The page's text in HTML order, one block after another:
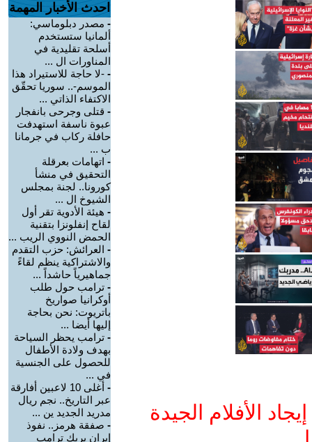
الأفلام الجيدة
احدث الأخبار المهمة
- مصدر دبلوماسي:
ألمانيا ستستخدم
أسلحة تقليدية في
المناورات ال ...
- -لا حاجة للاستيراد هذا
الموسم-.. سوريا تحقّق
الاكتفاء الذاتي ...
- قتلى وجرحى بانفجار
عبوة ناسفة استهدفت
حافلة ركاب في جرمانا
ب ...
- اتهامات بعرقلة
التحقيق في منشأ
كورونا.. لجنة بمجلس
الشيوخ ال ...
- هيئة الأدوية تقر أول
لقاح إنفلونزا بتقنية
الحمض النووي الريب ...
- العرائش: حزب التقدم
والاشتراكية ينظم لقاءً
جماهيرياً حاشداً ...
- ترامب حول طلب
أوكرانيا صواريخ
باتريوت: نحن بحاجة
إليها أيضا ...
- ترامب يحظر السياحة
بهدف ولادة الأطفال
للحصول على الجنسية
في ...
-
أغلى 10 لاعبين أفارقة
عبر التاريخ.. نجم ريال
مدريد الجديد ين ...
- صفقة هرمز.. نفوذ
إيران يربك ترامب